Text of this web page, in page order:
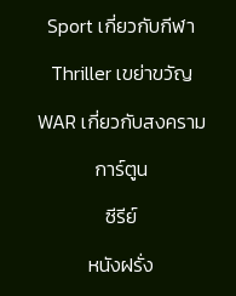
Sport เกี่ยวกับกีฬา
Thriller เขย่าขวัญ
WAR เกี่ยวกับสงคราม
การ์ตูน
ซีรีย์
หนังฝรั่ง